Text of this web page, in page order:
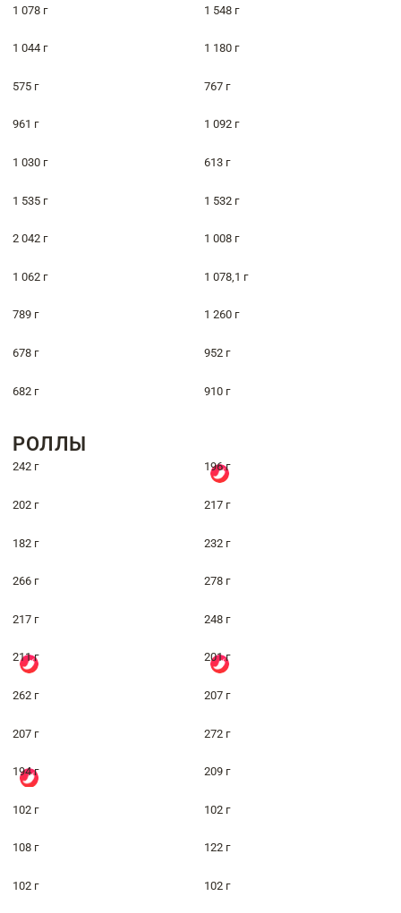
1 078 г 1 548 г
1 044 г 1 180 г
575 г 767 г
961 г 1 092 г
1 030 г 613 г
1 535 г 1 532 г
2 042 г 1 008 г
1 062 г 1 078,1 г
789 г 1 260 г
678 г 952 г
682 г 910 г
РОЛЛЫ
242 г 196 г
202 г 217 г
182 г 232 г
266 г 278 г
217 г 248 г
211 г 201 г
262 г 207 г
207 г 272 г
194 г 209 г
102 г 102 г
108 г 122 г
102 г 102 г